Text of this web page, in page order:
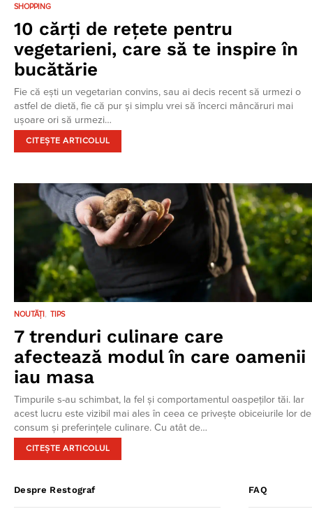
SHOPPING
10 cărți de rețete pentru
vegetarieni, care să te inspire în
bucătărie
Fie că ești un vegetarian convins, sau ai decis recent să urmezi o
astfel de dietă, fie că pur și simplu vrei să încerci mâncăruri mai
ușoare ori să urmezi…
CITEȘTE ARTICOLUL
NOUTĂȚI TIPS
7 trenduri culinare care
afectează modul în care oamenii
iau masa
Timpurile s-au schimbat, la fel și comportamentul oaspeților tăi. Iar
acest lucru este vizibil mai ales în ceea ce privește obiceiurile lor de
consum și preferințele culinare. Cu atât de…
CITEȘTE ARTICOLUL
Despre Restograf FAQ